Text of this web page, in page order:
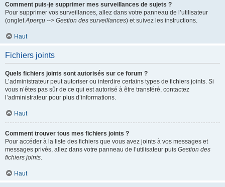
Comment puis-je supprimer mes surveillances de sujets ?
Pour supprimer vos surveillances, allez dans votre panneau de l’utilisateur
(ongletAperçu --> Gestion des surveillances) et suivez les instructions.
Haut
Fichiers joints
Quels fichiers joints sont autorisés sur ce forum ?
L’administrateur peut autoriser ou interdire certains types de fichiers joints. Si
vous n’êtes pas sûr de ce qui est autorisé à être transféré, contactez
l’administrateur pour plus d’informations.
Haut
Comment trouver tous mes fichiers joints ?
Pour accéder à la liste des fichiers que vous avez joints à vos messages et
messages privés, allez dans votre panneau de l’utilisateur puis Gestion des
fichiers joints.
Haut